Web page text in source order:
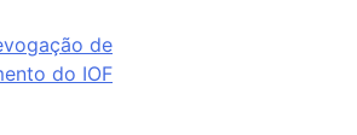
de
do IOF